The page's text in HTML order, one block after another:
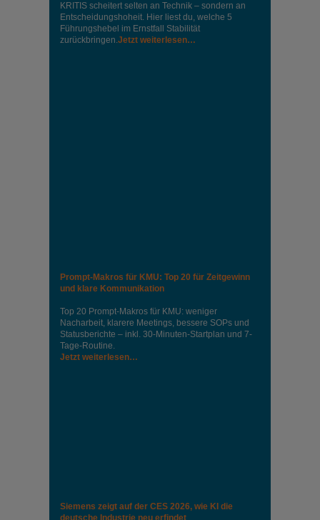
KRITIS scheitert selten an Technik – sondern an
Entscheidungshoheit. Hier liest du, welche 5
Führungshebel im Ernstfall Stabilität
zurückbringen.Jetzt weiterlesen…
Prompt-Makros für KMU: Top 20 für Zeitgewinn
und klare Kommunikation
Top 20 Prompt-Makros für KMU: weniger
Nacharbeit, klarere Meetings, bessere SOPs und
Statusberichte – inkl. 30-Minuten-Startplan und 7-
Tage-Routine.
Jetzt weiterlesen…
Siemens zeigt auf der CES 2026, wie KI die